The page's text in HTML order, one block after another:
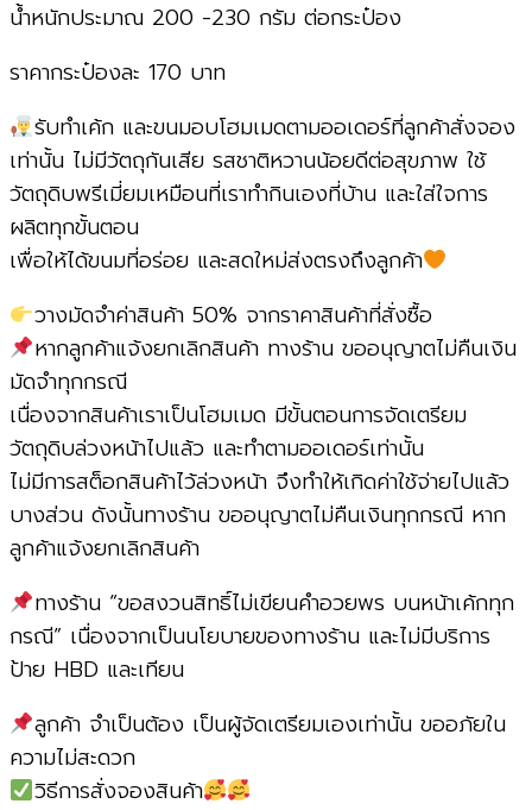
น้ำหนักประมาณ 200 -230 กรัม ต่อกระป๋อง
ราคากระป๋องละ 170 บาท
รับทำเค้ก และขนมอบโฮมเมดตามออเดอร์ที่ลูกค้าสั่งจอง
เท่านั้น ไม่มีวัตถุกันเสีย รสชาติหวานน้อยดีต่อสุขภาพ ใช้
วัตถุดิบพรีเมี่ยมเหมือนที่เราทำกินเองที่บ้าน และใส่ใจการ
ผลิตทุกขั้นตอน
เพื่อให้ได้ขนมที่อร่อย และสดใหม่ส่งตรงถึงลูกค้า
วางมัดจำค่าสินค้า 50% จากราคาสินค้าที่สั่งซื้อ
หากลูกค้าแจ้งยกเลิกสินค้า ทางร้าน ขออนุญาตไม่คืนเงิน
มัดจำทุกกรณี
เนื่องจากสินค้าเราเป็นโฮมเมด มีขั้นตอนการจัดเตรียม
วัตถุดิบล่วงหน้าไปแล้ว และทำตามออเดอร์เท่านั้น
ไม่มีการสต็อกสินค้าไว้ล่วงหน้า จึงทำให้เกิดค่าใช้จ่ายไปแล้ว
บางส่วน ดังนั้นทางร้าน ขออนุญาตไม่คืนเงินทุกกรณี หาก
ลูกค้าแจ้งยกเลิกสินค้า
ทางร้าน “ขอสงวนสิทธิ์ไม่เขียนคำอวยพร บนหน้าเค้กทุก
กรณี” เนื่องจากเป็นนโยบายของทางร้าน และไม่มีบริการ
ป้าย HBD และเทียน
ลูกค้า จำเป็นต้อง เป็นผู้จัดเตรียมเองเท่านั้น ขออภัยใน
ความไม่สะดวก
วิธีการสั่งจองสินค้า